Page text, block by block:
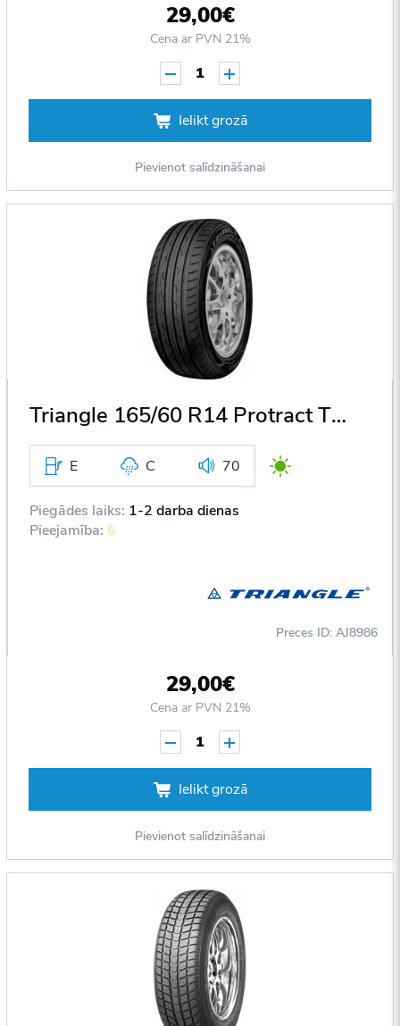
29,00€
Cena ar PVN 21%
1
Ielikt grozā
Pievienot salīdzināšanai
Triangle 165/60 R14 Protract TE301 75H DOT2018
E C 70
Piegādes laiks: 1-2 darba dienas
Pieejamība: 6
Preces ID: AJ8986
29,00€
Cena ar PVN 21%
1
Ielikt grozā
Pievienot salīdzināšanai